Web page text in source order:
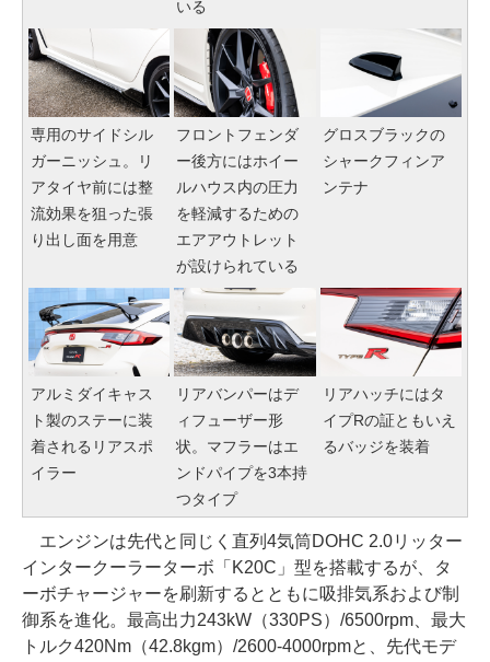
いる
専用のサイドシル
ガーニッシュ。リ
アタイヤ前には整
流効果を狙った張
り出し面を用意
フロントフェンダ
ー後方にはホイー
ルハウス内の圧力
を軽減するための
エアアウトレット
が設けられている
グロスブラックの
シャークフィンア
ンテナ
アルミダイキャス
ト製のステーに装
着されるリアスポ
イラー
リアバンパーはデ
ィフューザー形
状。マフラーはエ
ンドパイプを3本持
つタイプ
リアハッチにはタ
イプRの証ともいえ
るバッジを装着
エンジンは先代と同じく直列4気筒DOHC 2.0リッター
インタークーラーターボ「K20C」型を搭載するが、タ
ーボチャージャーを刷新するとともに吸排気系および制
御系を進化。最高出力243kW（330PS）/6500rpm、最大
トルク420Nm（42.8kgm）/2600-4000rpmと、先代モデ